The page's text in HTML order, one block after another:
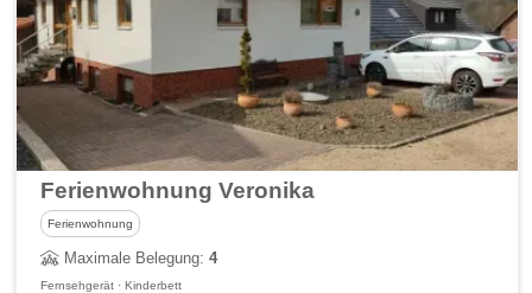
Ferienwohnung Veronika
Ferienwohnung
Maximale Belegung:4
Fernsehgerät · Kinderbett